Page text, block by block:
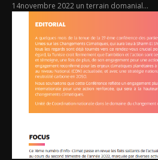
14novembre 2022 un terrain domanial...